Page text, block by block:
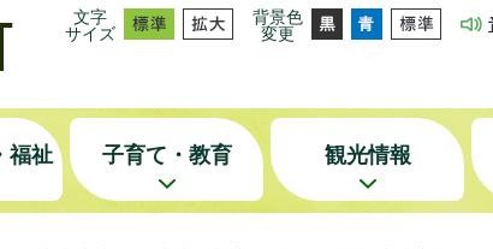
文字
サイズ
背景色
変更
福祉 子育て・教育 観光情報